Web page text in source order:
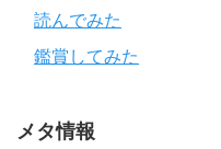
読んでみた
鑑賞してみた
メタ情報